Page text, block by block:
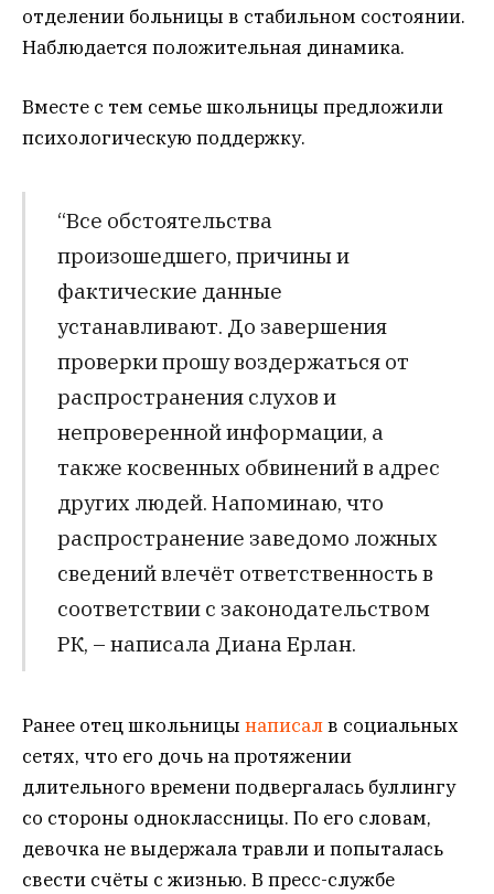
отделении больницы в стабильном состоянии.
Наблюдается положительная динамика.
Вместе с тем семье школьницы предложили
психологическую поддержку.
“Все обстоятельства
произошедшего, причины и
фактические данные
устанавливают. До завершения
проверки прошу воздержаться от
распространения слухов и
непроверенной информации, а
также косвенных обвинений в адрес
других людей. Напоминаю, что
распространение заведомо ложных
сведений влечёт ответственность в
соответствии с законодательством
РК, – написала Диана Ерлан.
Ранее отец школьницы написалв социальных
сетях, что его дочь на протяжении
длительного времени подвергалась буллингу
со стороны одноклассницы. По его словам,
девочка не выдержала травли и попыталась
свести счёты с жизнью. В пресс-службе